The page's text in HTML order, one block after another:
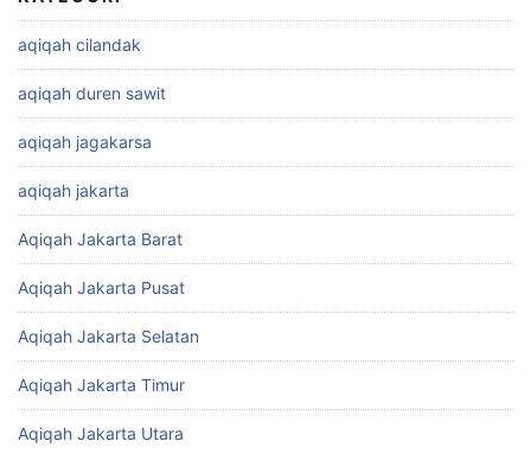
aqiqah cilandak
aqiqah duren sawit
aqiqah jagakarsa
aqiqah jakarta
Aqiqah Jakarta Barat
Aqiqah Jakarta Pusat
Aqiqah Jakarta Selatan
Aqiqah Jakarta Timur
Aqiqah Jakarta Utara